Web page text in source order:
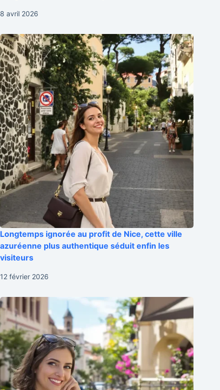
8 avril 2026
Longtemps ignorée au profit de Nice, cette ville
azuréenne plus authentique séduit enfin les
visiteurs
12 février 2026